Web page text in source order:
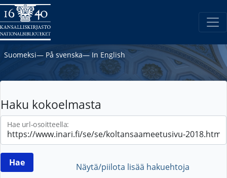
Suomeksi― På svenska― In English
Haku kokoelmasta
Hae url-osoitteella:
Näytä/piilota lisää hakuehtoja